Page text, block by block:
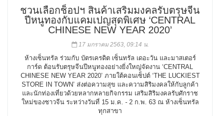
ชวนเลือกช็อปฯ สินค้าเสริมมงคลรับตรุษจีน
ปีหนูทองกับแคมเปญสุดพิเศษ ‘CENTRAL
CHINESE NEW YEAR 2020’
17 มกราคม 2563, 09:14 น.
ห้างเซ็นทรัล ร่วมกับ บัตรเครดิต เซ็นทรัล เดอะวัน และมาสเตอร์
การ์ด ต้อนรับตรุษจีนปีหนูทองอย่างยิ่งใหญ่จัดงาน ‘CENTRAL
CHINESE NEW YEAR 2020’ ภายใต้คอนเซ็ปต์ ‘THE LUCKIEST
STORE IN TOWN’ ส่งต่อความสุข และความสิริมงคลให้กับลูกค้า
และนักท่องเที่ยวด้วยหลากหลายกิจกรรม เสริมสิริมงคลรับศักราช
ใหม่ของชาวจีน ระหว่างวันที่ 15 ม.ค. - 2 ก.พ. 63 ณ ห้างเซ็นทรัล
ทุกสาขา